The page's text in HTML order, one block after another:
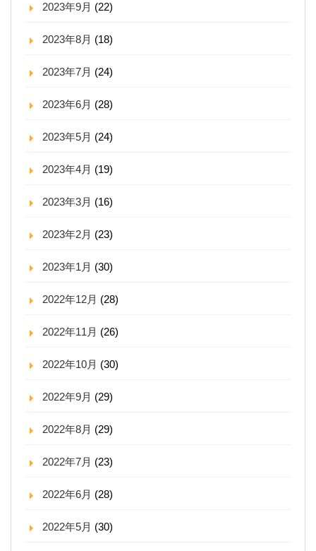
2023年9月 (22)
2023年8月 (18)
2023年7月 (24)
2023年6月 (28)
2023年5月 (24)
2023年4月 (19)
2023年3月 (16)
2023年2月 (23)
2023年1月 (30)
2022年12月 (28)
2022年11月 (26)
2022年10月 (30)
2022年9月 (29)
2022年8月 (29)
2022年7月 (23)
2022年6月 (28)
2022年5月 (30)